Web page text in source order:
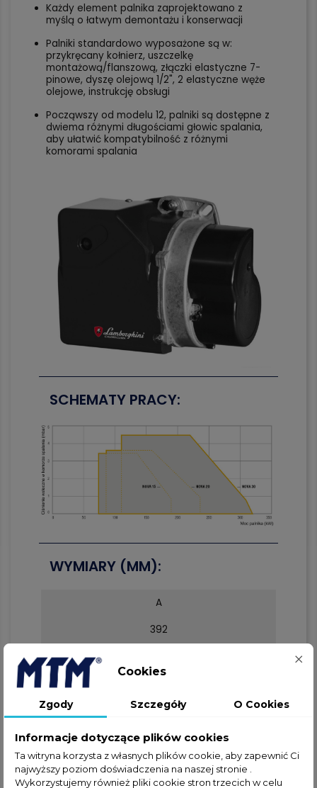
Każdy element palnika zaprojektowano z
myślą o łatwym demontażu i konserwacji
Palniki standardowo wyposażone są w:
przykręcany kołnierz, uszczelkę
montażową/flanszową, złączki elastyczne 7-
pinowe, dyszę olejową 1/2", 2 elastyczne węże
olejowe, instrukcję obsługi
Począwszy od modelu 12, palniki są dostępne z
dwiema różnymi długościami głowic spalania,
aby ułatwić kompatybilność z różnymi
komorami spalania
SCHEMATY PRACY:
WYMIARY (MM):
A
392
Cookies
Zgody Szczegóły O Cookies
Informacje dotyczące plików cookies
Ta witryna korzysta z własnych plików cookie, aby zapewnić Ci
najwyższy poziom doświadczenia na naszej stronie .
Wykorzystujemy również pliki cookie stron trzecich w celu